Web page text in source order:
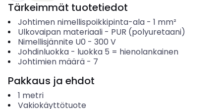
Tärkeimmät tuotetiedot
Johtimen nimellispoikkipinta-ala- 1 mm²
Ulkovaipan materiaali- PUR (polyuretaani)
Nimellisjännite U0 - 300 V
Johdinluokka- luokka 5 = hienolankainen
Johtimien määrä- 7
Pakkaus ja ehdot
1 metri
Vakiokäyttötuote